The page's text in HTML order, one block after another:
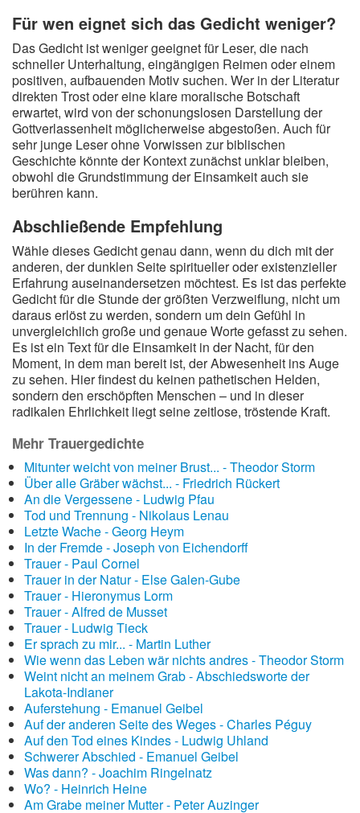
Für wen eignet sich das Gedicht weniger?
Das Gedicht ist weniger geeignet für Leser, die nach
schneller Unterhaltung, eingängigen Reimen oder einem
positiven, aufbauenden Motiv suchen. Wer in der Literatur
direkten Trost oder eine klare moralische Botschaft
erwartet, wird von der schonungslosen Darstellung der
Gottverlassenheit möglicherweise abgestoßen. Auch für
sehr junge Leser ohne Vorwissen zur biblischen
Geschichte könnte der Kontext zunächst unklar bleiben,
obwohl die Grundstimmung der Einsamkeit auch sie
berühren kann.
Abschließende Empfehlung
Wähle dieses Gedicht genau dann, wenn du dich mit der
anderen, der dunklen Seite spiritueller oder existenzieller
Erfahrung auseinandersetzen möchtest. Es ist das perfekte
Gedicht für die Stunde der größten Verzweiflung, nicht um
daraus erlöst zu werden, sondern um dein Gefühl in
unvergleichlich große und genaue Worte gefasst zu sehen.
Es ist ein Text für die Einsamkeit in der Nacht, für den
Moment, in dem man bereit ist, der Abwesenheit ins Auge
zu sehen. Hier findest du keinen pathetischen Helden,
sondern den erschöpften Menschen – und in dieser
radikalen Ehrlichkeit liegt seine zeitlose, tröstende Kraft.
Mehr Trauergedichte
Mitunter weicht von meiner Brust... - Theodor Storm
Über alle Gräber wächst... - Friedrich Rückert
An die Vergessene - Ludwig Pfau
Tod und Trennung - Nikolaus Lenau
Letzte Wache - Georg Heym
In der Fremde - Joseph von Eichendorff
Trauer - Paul Cornel
Trauer in der Natur - Else Galen-Gube
Trauer - Hieronymus Lorm
Trauer - Alfred de Musset
Trauer - Ludwig Tieck
Er sprach zu mir... - Martin Luther
Wie wenn das Leben wär nichts andres - Theodor Storm
Weint nicht an meinem Grab - Abschiedsworte der
Lakota-Indianer
Auferstehung - Emanuel Geibel
Auf der anderen Seite des Weges - Charles Péguy
Auf den Tod eines Kindes - Ludwig Uhland
Schwerer Abschied - Emanuel Geibel
Was dann? - Joachim Ringelnatz
Wo? - Heinrich Heine
Am Grabe meiner Mutter - Peter Auzinger